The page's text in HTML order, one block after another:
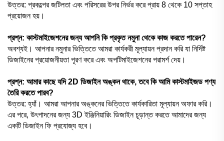
উত্তর: প্রকল্পের জটিলতা এবং পরিসরের উপর নির্ভর করে প্রায় 8 থেকে 10 সপ্তাহ
প্রয়োজন হয়।
প্রশ্ন: কাস্টমাইজেশনের জন্য আপনি কি প্রকৃত নমুনা থেকে কাজ করতে পারেন?
অবশ্যই। আপনার নমুনার ভিত্তিতে আমরা কার্যকরী মূল্যায়ন প্রদান করি যা নির্দিষ্ট
ডিজাইনের প্রয়োজনীয়তা পূরণ করে এবং অপটিমাইজেশনের পরামর্শ দেয়।
প্রশ্ন: আমার কাছে যদি 2D ডিজাইন অঙ্কন থাকে, তবে কি আমি কাস্টমাইজড পণ্য
তৈরি করতে পারব?
উত্তর: হ্যাঁ। আমরা আপনার অঙ্কনের ভিত্তিতে কার্যকারিতা মূল্যায়ন অফার করি।
এর পরে, উৎপাদনের জন্য 3D ইঞ্জিনিয়ারিং ডিজাইন চূড়ান্ত করতে আমাদের জন্য
একটি ডিজাইন ফি প্রযোজ্য হবে।